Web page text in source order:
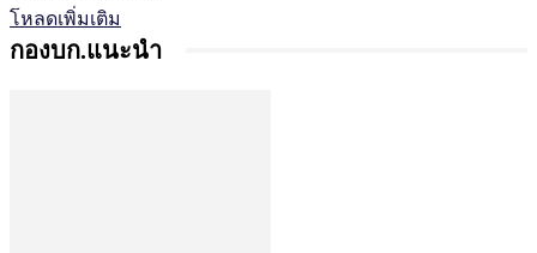
โหลดเพิ่มเติม
กองบก.แนะนำ